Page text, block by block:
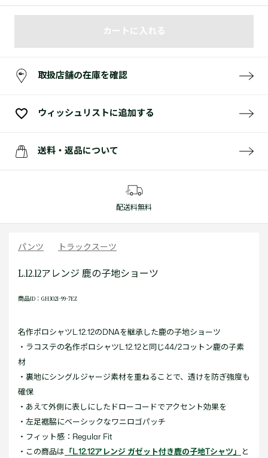
カートに入れる
取扱店舗の在庫を確認
ウィッシュリストに追加する
送料・返品について
配送料無料
パンツ トラックスーツ
L.12.12アレンジ 鹿の子地ショーツ
商品ID：GH3021-99-7EZ
名作ポロシャツL.12.12のDNAを継承した鹿の子地ショーツ
・ラコステの名作ポロシャツL.12.12と同じ44/2コットン鹿の子素
材
・裏地にシングルジャージ素材を重ねることで、透けを防ぎ強度も
確保
・あえて外側に表しにしたドローコードでアクセント効果を
・左足裾脇にベーシックなワニロゴパッチ
・フィット感：Regular Fit
・この商品は 「L.12.12アレンジ ガゼット付き鹿の子地Tシャツ」 と